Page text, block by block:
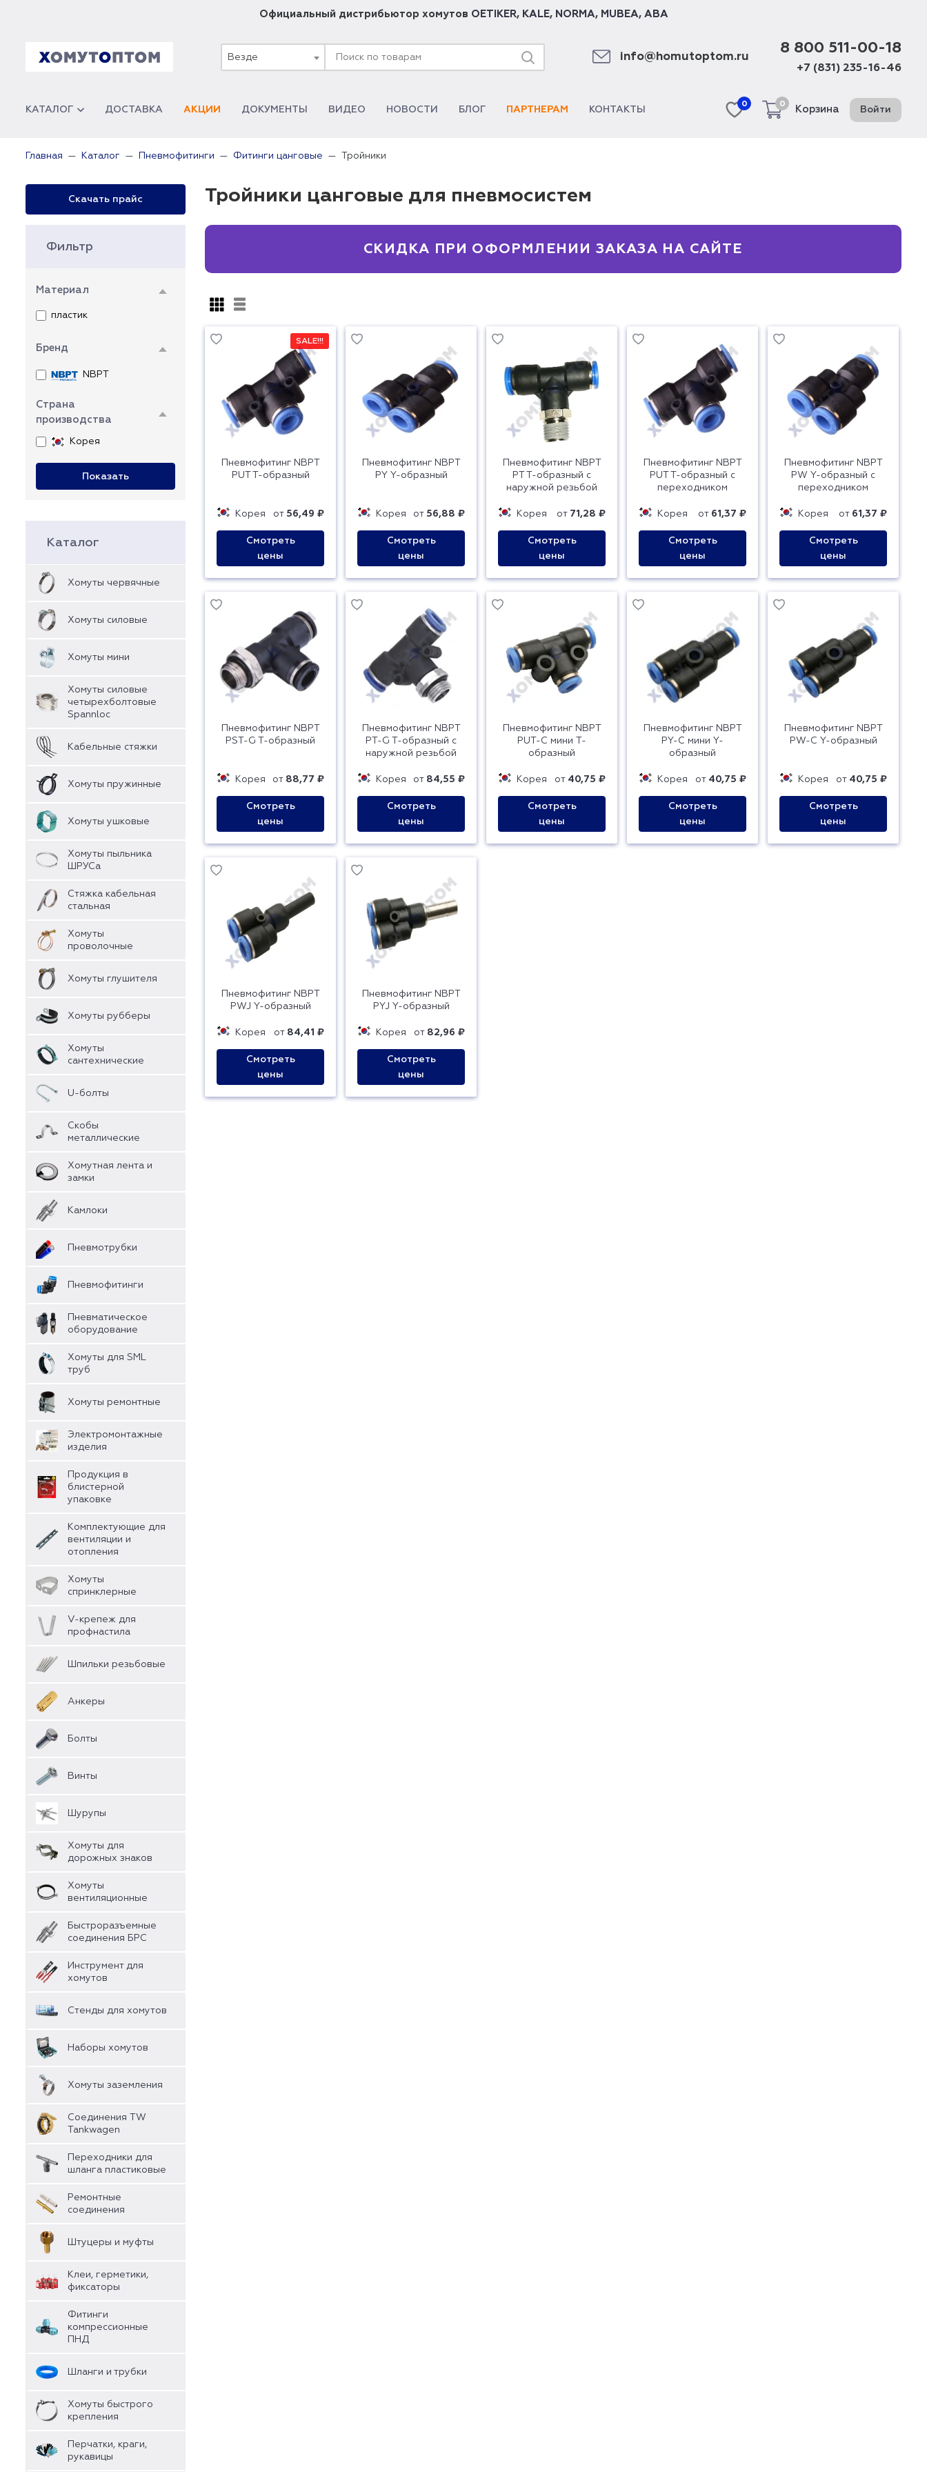
Официальный дистрибьютор хомутов OETIKER, KALE, NORMA, MUBEA, ABA
Везде info@homutoptom.ru
8 800 511-00-18
+7 (831) 235-16-46
КАТАЛОГ ДОСТАВКА АКЦИИ ДОКУМЕНТЫ ВИДЕО НОВОСТИ БЛОГ ПАРТНЕРАМ КОНТАКТЫ
0 0
Корзина Войти
Главная Каталог Пневмофитинги Фитинги цанговые Тройники
Скачать прайс
Фильтр
Материал
пластик
Бренд
NBPT
Страна
производства
Корея
Показать
Каталог
Хомуты червячные
Хомуты силовые
Хомуты мини
Хомуты силовые
четырехболтовые
Spannloc
Кабельные стяжки
Хомуты пружинные
Хомуты ушковые
Хомуты пыльника
ШРУСа
Стяжка кабельная
стальная
Хомуты
проволочные
Хомуты глушителя
Хомуты рубберы
Хомуты
сантехнические
U-болты
Скобы
металлические
Хомутная лента и
замки
Камлоки
Пневмотрубки
Пневмофитинги
Пневматическое
оборудование
Хомуты для SML
труб
Хомуты ремонтные
Электромонтажные
изделия
Продукция в
блистерной
упаковке
Комплектующие для
вентиляции и
отопления
Хомуты
спринклерные
V-крепеж для
профнастила
Шпильки резьбовые
Анкеры
Болты
Винты
Шурупы
Хомуты для
дорожных знаков
Хомуты
вентиляционные
Быстроразъемные
соединения БРС
Инструмент для
хомутов
Стенды для хомутов
Наборы хомутов
Хомуты заземления
Соединения TW
Tankwagen
Переходники для
шланга пластиковые
Ремонтные
соединения
Штуцеры и муфты
Клеи, герметики,
фиксаторы
Фитинги
компрессионные
ПНД
Шланги и трубки
Хомуты быстрого
крепления
Перчатки, краги,
рукавицы
Тройники цанговые для пневмосистем
СКИДКА ПРИ ОФОРМЛЕНИИ ЗАКАЗА НА САЙТЕ
SALE!!!
Пневмофитинг NBPT
PUT T-образный
Корея от 56,49 ₽
Смотреть
цены
Пневмофитинг NBPT
PY Y-образный
Корея от 56,88 ₽
Смотреть
цены
Пневмофитинг NBPT
PT T-образный с
наружной резьбой
Корея от 71,28 ₽
Смотреть
цены
Пневмофитинг NBPT
PUT T-образный с
переходником
Корея от 61,37 ₽
Смотреть
цены
Пневмофитинг NBPT
PW Y-образный с
переходником
Корея от 61,37 ₽
Смотреть
цены
Пневмофитинг NBPT
PST-G T-образный
Корея от 88,77 ₽
Смотреть
цены
Пневмофитинг NBPT
PT-G T-образный с
наружной резьбой
Корея от 84,55 ₽
Смотреть
цены
Пневмофитинг NBPT
PUT-C мини T-
образный
Корея от 40,75 ₽
Смотреть
цены
Пневмофитинг NBPT
PY-C мини Y-
образный
Корея от 40,75 ₽
Смотреть
цены
Пневмофитинг NBPT
PW-C Y-образный
Корея от 40,75 ₽
Смотреть
цены
Пневмофитинг NBPT
PWJ Y-образный
Корея от 84,41 ₽
Смотреть
цены
Пневмофитинг NBPT
PYJ Y-образный
Корея от 82,96 ₽
Смотреть
цены